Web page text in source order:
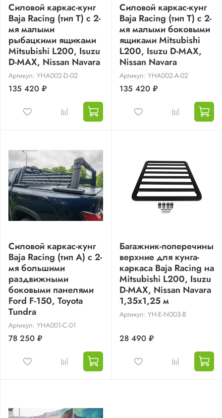
Силовой каркас-кунг
Baja Racing (тип Т) с 2-
мя малыми
рыбацкими ящиками
Mitsubishi L200, Isuzu
D-MAX, Nissan Navara
Артикул: YHA002-D-02
135 420 ₽
Силовой каркас-кунг
Baja Racing (тип Т) с 2-
мя малыми боковыми
ящиками Mitsubishi
L200, Isuzu D-MAX,
Nissan Navara
Артикул: YHA002-A-02
135 420 ₽
Силовой каркас-кунг
Baja Racing (тип А) с 2-
мя большими
раздвижными
боковыми панелями
Ford F-150, Toyota
Tundra
Артикул: YHA001-C-01
78 250 ₽
Багажник-поперечины
верхние для кунга-
каркаса Baja Racing на
Mitsubishi L200, Isuzu
D-MAX, Nissan Navara
1,35x1,25 м
Артикул: YH-E-N003-B
28 490 ₽